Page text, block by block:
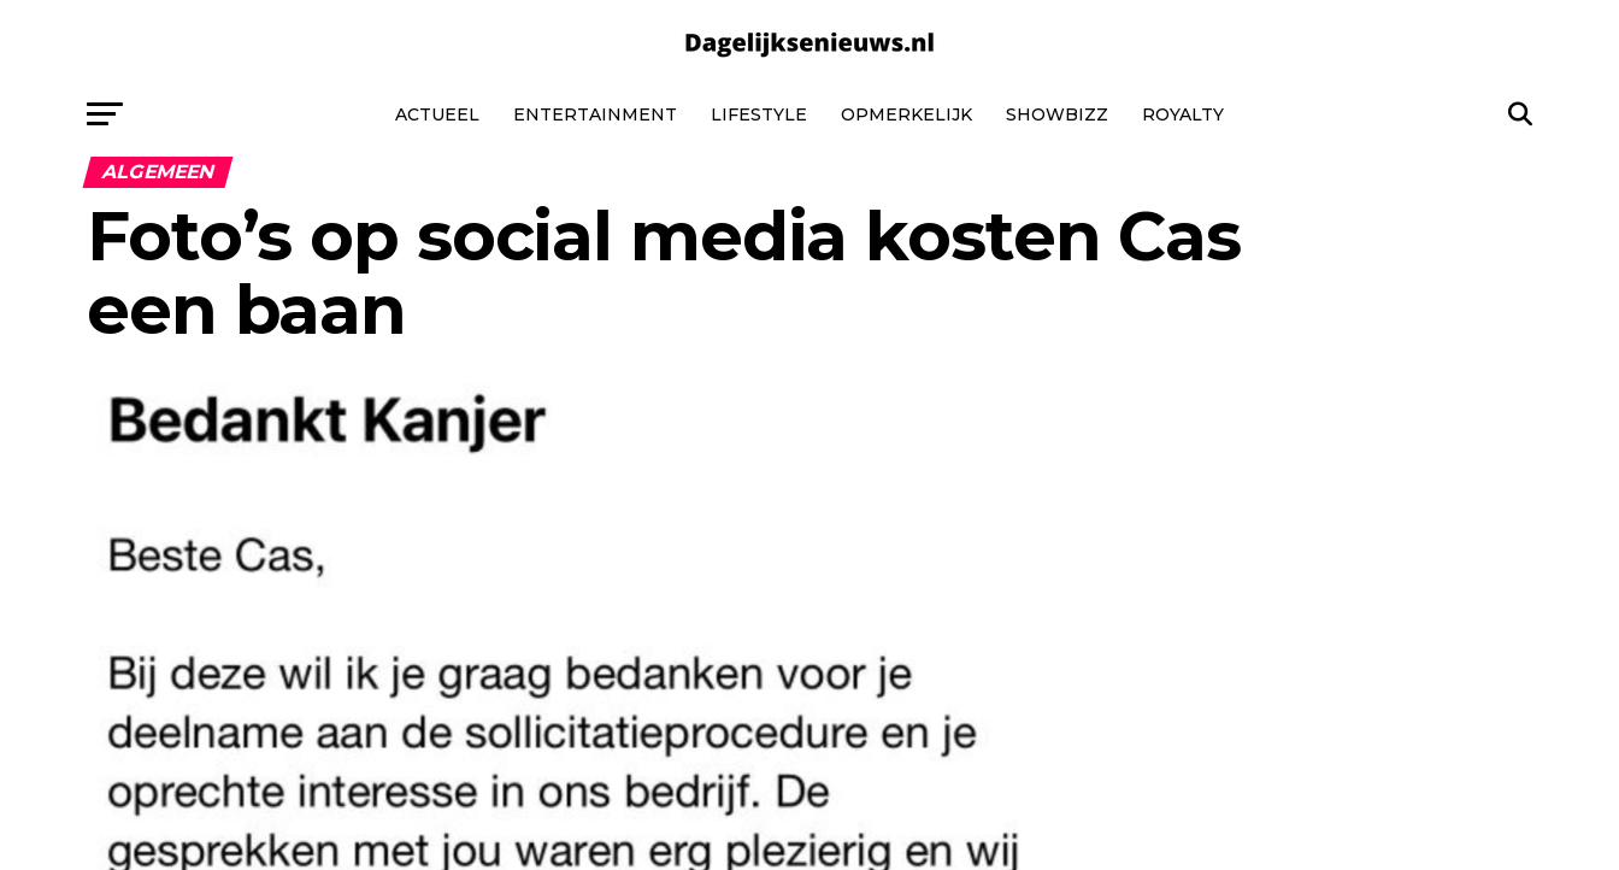
ACTUEEL ENTERTAINMENT LIFESTYLE OPMERKELIJK SHOWBIZZ ROYALTY
ALGEMEEN
Foto’s op social media kosten Cas
een baan